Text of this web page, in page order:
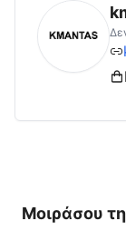
Μοιράσου